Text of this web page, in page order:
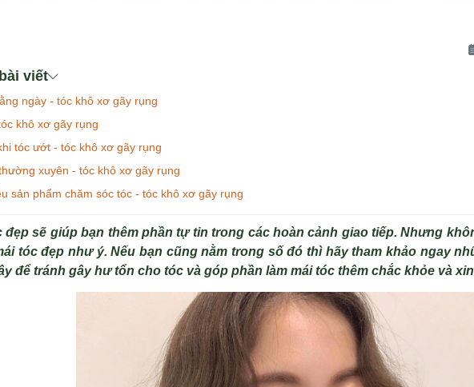
viết
ngày - tóc khô xơ gãy rụng
khô xơ gãy rụng
tóc ướt - tóc khô xơ gãy rụng
xuyên - tóc khô xơ gãy rụng
sản phẩm chăm sóc tóc - tóc khô xơ gãy rụng
đẹp sẽ giúp bạn thêm phần tự tin trong các hoàn cảnh giao tiếp. Nhưng
tóc đẹp như ý. Nếu bạn cũng nằm trong số đó thì hãy tham khảo ngay
để tránh gây hư tổn cho tóc và góp phần làm mái tóc thêm chắc khỏe và